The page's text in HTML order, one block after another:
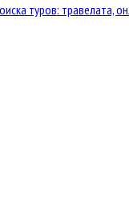
туров: травелата,